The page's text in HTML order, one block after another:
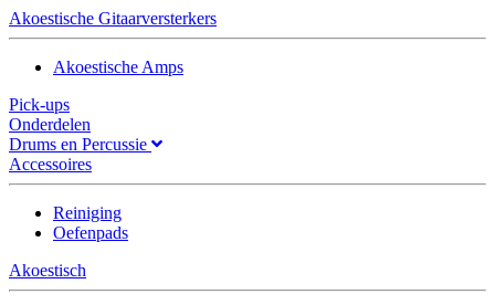
Akoestische Gitaarversterkers
Akoestische Amps
Pick-ups
Onderdelen
Drums en Percussie
Accessoires
Reiniging
Oefenpads
Akoestisch